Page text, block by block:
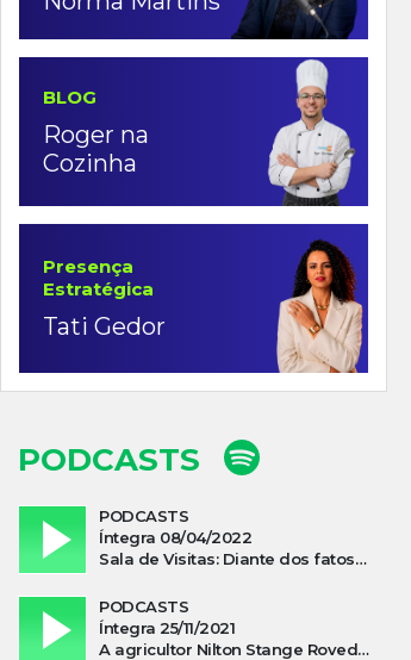
BLOG
Roger na
Cozinha
Presença
Estratégica
Tati Gedor
PODCASTS
PODCASTS
Íntegra 08/04/2022
Sala de Visitas: Diante dos fatos que influenciam a economia o que podemos esperar de 2022
PODCASTS
Íntegra 25/11/2021
A agricultor Nilton Stange Roveda, afirma ter recebido ajuda espiritual durante acidente